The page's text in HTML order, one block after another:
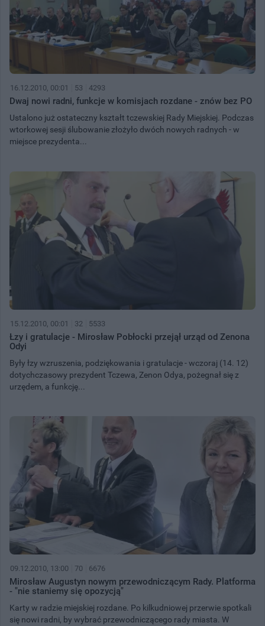
16.12.2010, 00:01 53 4293
Dwaj nowi radni, funkcje w komisjach rozdane - znów bez PO
Ustalono już ostateczny kształt tczewskiej Rady Miejskiej. Podczas
wtorkowej sesji ślubowanie złożyło dwóch nowych radnych - w
miejsce prezydenta...
15.12.2010, 00:01 32 5533
Łzy i gratulacje - Mirosław Pobłocki przejął urząd od Zenona
Odyi
Były łzy wzruszenia, podziękowania i gratulacje - wczoraj (14. 12)
dotychczasowy prezydent Tczewa, Zenon Odya, pożegnał się z
urzędem, a funkcję...
09.12.2010, 13:00 70 6676
Mirosław Augustyn nowym przewodniczącym Rady. Platforma
- "nie staniemy się opozycją"
Karty w radzie miejskiej rozdane. Po kilkudniowej przerwie spotkali
się nowi radni, by wybrać przewodniczącego rady miasta. W